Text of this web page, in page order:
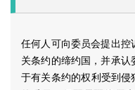
任何人可向委员会提出
关条约的缔约国，并承
于有关条约的权利受到